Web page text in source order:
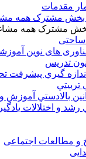
مقدمات
بخش مشترک همه
مشترک همه
ساحتی
فناوری های نوین
تدريس
گيري پيشرفت
تربيتي
بالادستي
رشد و اختلالات
و مطالعات اجتماعی